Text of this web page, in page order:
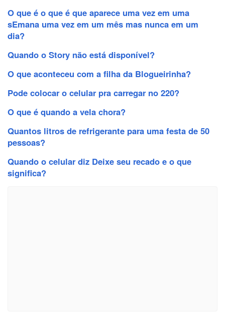
O que é o que é que aparece uma vez em uma
sEmana uma vez em um mês mas nunca em um
dia?
Quando o Story não está disponível?
O que aconteceu com a filha da Blogueirinha?
Pode colocar o celular pra carregar no 220?
O que é quando a vela chora?
Quantos litros de refrigerante para uma festa de 50
pessoas?
Quando o celular diz Deixe seu recado e o que
significa?